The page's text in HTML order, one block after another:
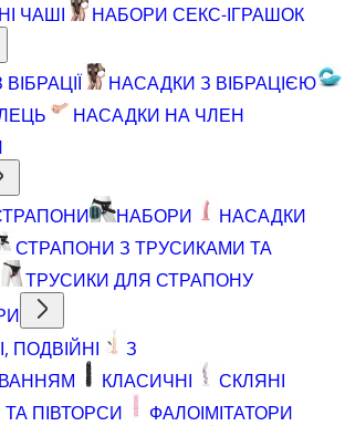
ЧАШІ
НАБОРИ СЕКС-ІГРАШОК
НАСАДКИ З ВІБРАЦІЄЮ
НАСАДКИ НА ЧЛЕН
НАБОРИ
НАСАДКИ
СТРАПОНИ З ТРУСИКАМИ ТА
ТРУСИКИ ДЛЯ СТРАПОНУ
ПОДВІЙНІ
З
КЛАСИЧНІ
СКЛЯНІ
ПІВТОРСИ
ФАЛОІМІТАТОРИ